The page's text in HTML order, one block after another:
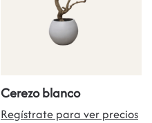
Cerezo blanco
Regístrate para ver precios